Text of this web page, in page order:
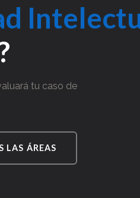
tu caso de
LAS ÁREAS